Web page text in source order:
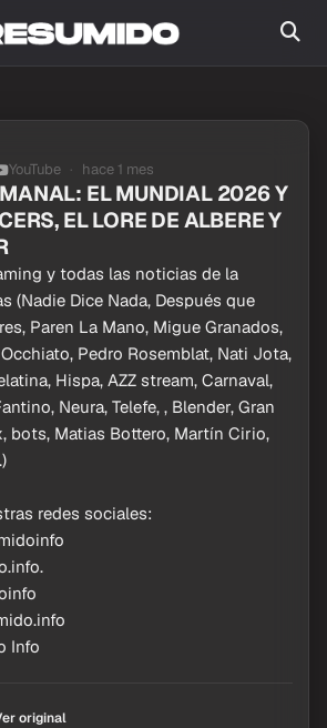
YouTube hace 1 mes
EL MUNDIAL 2026 Y
EL LORE DE ALBERE Y
y todas las noticias de la
(Nadie Dice Nada, Después que
Paren La Mano, Migue Granados,
Pedro Rosemblat, Nati Jota,
Hispa, AZZ stream, Carnaval,
Neura, Telefe, , Blender, Gran
bots, Matias Bottero, Martín Cirio,
redes sociales:
Info
original